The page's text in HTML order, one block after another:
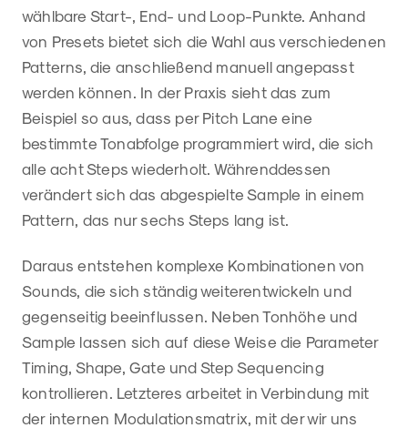
wählbare Start-, End- und Loop-Punkte. Anhand
von Presets bietet sich die Wahl aus verschiedenen
Patterns, die anschließend manuell angepasst
werden können. In der Praxis sieht das zum
Beispiel so aus, dass per Pitch Lane eine
bestimmte Tonabfolge programmiert wird, die sich
alle acht Steps wiederholt. Währenddessen
verändert sich das abgespielte Sample in einem
Pattern, das nur sechs Steps lang ist.
Daraus entstehen komplexe Kombinationen von
Sounds, die sich ständig weiterentwickeln und
gegenseitig beeinflussen. Neben Tonhöhe und
Sample lassen sich auf diese Weise die Parameter
Timing, Shape, Gate und Step Sequencing
kontrollieren. Letzteres arbeitet in Verbindung mit
der internen Modulationsmatrix, mit der wir uns